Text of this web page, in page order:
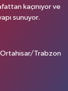
kaçınıyor ve
sunuyor.
Ortahisar/Trabzon